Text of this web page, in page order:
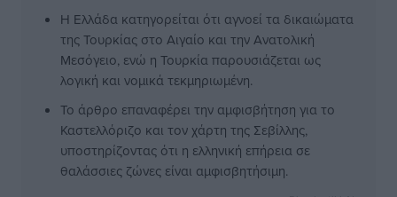
Η Ελλάδα κατηγορείται ότι αγνοεί τα δικαιώματα
της Τουρκίας στο Αιγαίο και την Ανατολική
Μεσόγειο, ενώ η Τουρκία παρουσιάζεται ως
λογική και νομικά τεκμηριωμένη.
Το άρθρο επαναφέρει την αμφισβήτηση για το
Καστελλόριζο και τον χάρτη της Σεβίλλης,
υποστηρίζοντας ότι η ελληνική επήρεια σε
θαλάσσιες ζώνες είναι αμφισβητήσιμη.